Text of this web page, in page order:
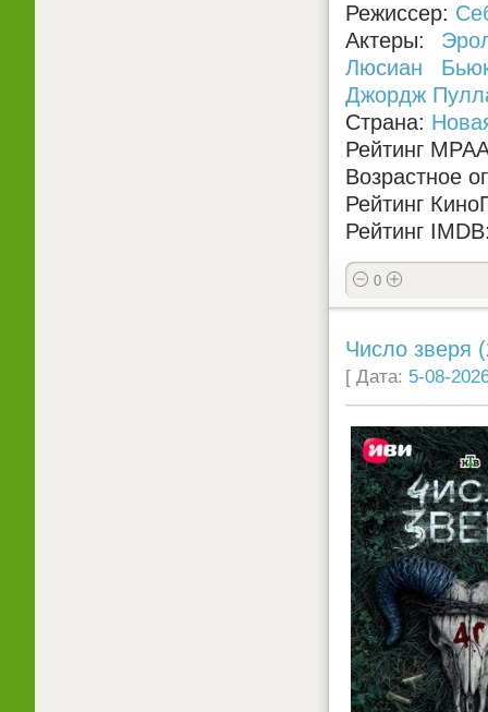
Режиссер:
Актеры:
Люсиан
Джордж
Страна:
Рейтинг
Возрастное
Рейтинг
Рейтинг
0
Число зверя
[ Дата: 5-08-